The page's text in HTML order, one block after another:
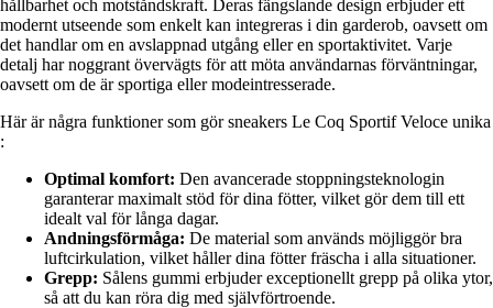
hållbarhet och motståndskraft. Deras fängslande design erbjuder ett
modernt utseende som enkelt kan integreras i din garderob, oavsett om
det handlar om en avslappnad utgång eller en sportaktivitet. Varje
detalj har noggrant övervägts för att möta användarnas förväntningar,
oavsett om de är sportiga eller modeintresserade.
Här är några funktioner som gör sneakers Le Coq Sportif Veloce unika
:
Optimal komfort: Den avancerade stoppningsteknologin
garanterar maximalt stöd för dina fötter, vilket gör dem till ett
idealt val för långa dagar.
Andningsförmåga: De material som används möjliggör bra
luftcirkulation, vilket håller dina fötter fräscha i alla situationer.
Grepp: Sålens gummi erbjuder exceptionellt grepp på olika ytor,
så att du kan röra dig med självförtroende.